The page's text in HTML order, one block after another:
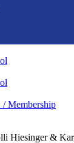
Membership
Hiesinger &